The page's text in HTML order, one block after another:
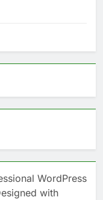
WordPress
with